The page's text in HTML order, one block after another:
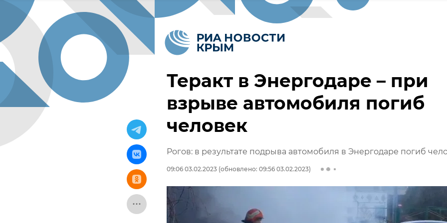
Теракт в Энергодаре – при
взрыве автомобиля погиб
человек
Рогов: в результате подрыва автомобиля в Энергодаре погиб
09:06 03.02.2023 (обновлено: 09:56 03.02.2023)